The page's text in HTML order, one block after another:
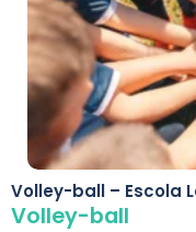
Volley-ball – Escola
Volley-ball